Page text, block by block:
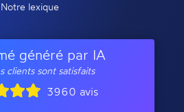
Notre lexique
généré par IA
clients sont satisfaits
3960 avis